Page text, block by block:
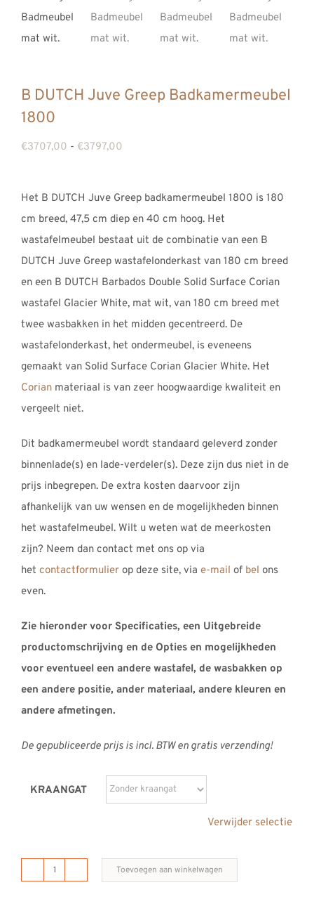
B DUTCH Juve Greep Badkamermeubel
1800
€3707,00 - €3797,00
Het B DUTCH Juve Greep badkamermeubel 1800 is 180
cm breed, 47,5 cm diep en 40 cm hoog. Het
wastafelmeubel bestaat uit de combinatie van een B
DUTCH Juve Greep wastafelonderkast van 180 cm breed
en een B DUTCH Barbados Double Solid Surface Corian
wastafel Glacier White, mat wit, van 180 cm breed met
twee wasbakken in het midden gecentreerd. De
wastafelonderkast, het ondermeubel, is eveneens
gemaakt van Solid Surface Corian Glacier White. Het
Corian materiaal is van zeer hoogwaardige kwaliteit en
vergeelt niet.
Dit badkamermeubel wordt standaard geleverd zonder
binnenlade(s) en lade-verdeler(s). Deze zijn dus niet in de
prijs inbegrepen. De extra kosten daarvoor zijn
afhankelijk van uw wensen en de mogelijkheden binnen
het wastafelmeubel. Wilt u weten wat de meerkosten
zijn? Neem dan contact met ons op via
het contactformulier op deze site, via e-mail of bel ons
even.
Zie hieronder voor Specificaties, een Uitgebreide
productomschrijving en de Opties en mogelijkheden
voor eventueel een andere wastafel, de wasbakken op
een andere positie, ander materiaal, andere kleuren en
andere afmetingen.
De gepubliceerde prijs is incl. BTW en gratis verzending!
KRAANGAT
Verwijder selectie
B
Toevoegen aan winkelwagen